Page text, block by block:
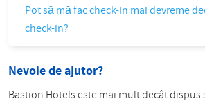
Pot să mă fac check-in mai devreme
check-in?
Nevoie de ajutor?
Bastion Hotels este mai mult decât dispus